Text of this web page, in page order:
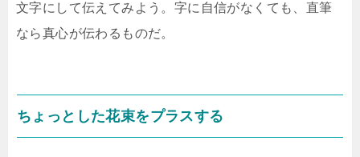
文字にして伝えてみよう。字に自信がなくても、直筆
なら真心が伝わるものだ。
ちょっとした花束をプラスする